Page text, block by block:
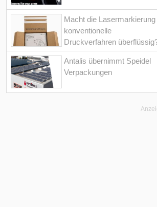
Macht die Lasermarkierung
konventionelle
Druckverfahren
Antalis übernimmt Speidel
Verpackungen